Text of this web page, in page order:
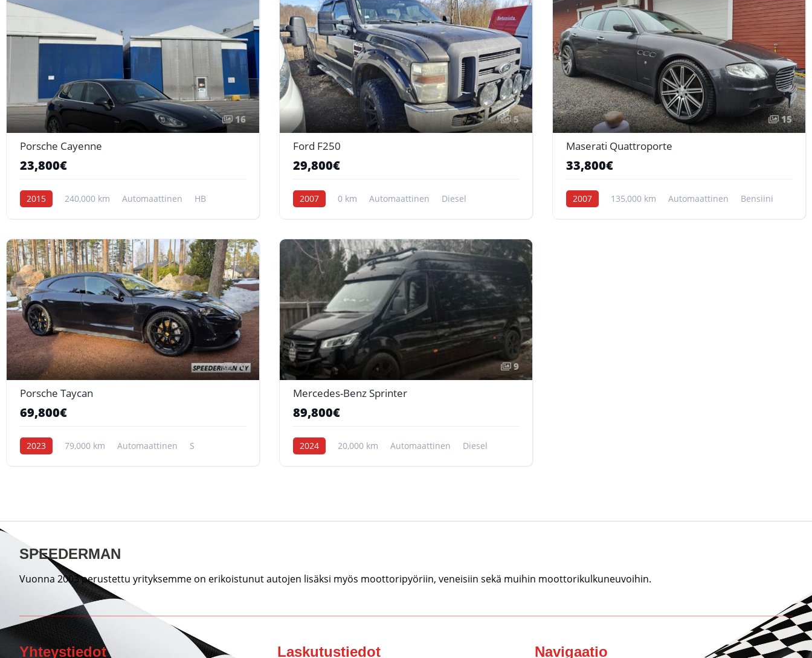
16
Porsche Cayenne
23,800€
2015 240,000 km Automaattinen HB
5
Ford F250
29,800€
2007 0 km Automaattinen Diesel
15
Maserati Quattroporte
33,800€
2007 135,000 km Automaattinen Bensiini
10
Porsche Taycan
69,800€
2023 79,000 km Automaattinen S
9
Mercedes-Benz Sprinter
89,800€
2024 20,000 km Automaattinen Diesel
SPEEDERMAN
Vuonna 2003 perustettu yrityksemme on erikoistunut autojen lisäksi myös moottoripyöriin, veneisiin sekä muihin moottorikulkuneuvoihin.
Yhteystiedot Laskutustiedot Navigaatio